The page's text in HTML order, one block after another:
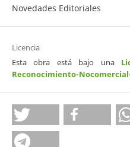
Novedades Editoriales
Licencia
Esta obra está bajo una
Reconocimiento-